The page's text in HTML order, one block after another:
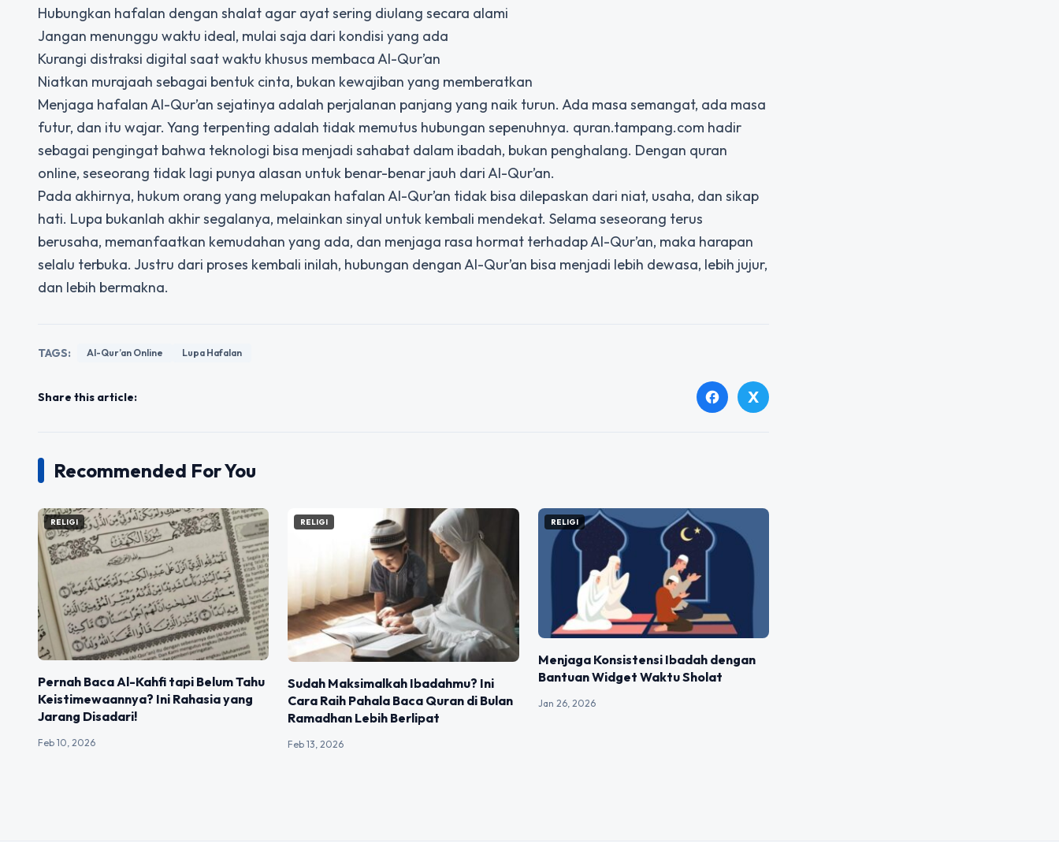
Hubungkan hafalan dengan shalat agar ayat sering diulang secara alami
Jangan menunggu waktu ideal, mulai saja dari kondisi yang ada
Kurangi distraksi digital saat waktu khusus membaca Al-Qur’an
Niatkan murajaah sebagai bentuk cinta, bukan kewajiban yang memberatkan
Menjaga hafalan Al-Qur’an sejatinya adalah perjalanan panjang yang naik turun. Ada masa semangat, ada masa
futur, dan itu wajar. Yang terpenting adalah tidak memutus hubungan sepenuhnya. quran.tampang.com hadir
sebagai pengingat bahwa teknologi bisa menjadi sahabat dalam ibadah, bukan penghalang. Dengan quran
online, seseorang tidak lagi punya alasan untuk benar-benar jauh dari Al-Qur’an.
Pada akhirnya, hukum orang yang melupakan hafalan Al-Qur’an tidak bisa dilepaskan dari niat, usaha, dan sikap
hati. Lupa bukanlah akhir segalanya, melainkan sinyal untuk kembali mendekat. Selama seseorang terus
berusaha, memanfaatkan kemudahan yang ada, dan menjaga rasa hormat terhadap Al-Qur’an, maka harapan
selalu terbuka. Justru dari proses kembali inilah, hubungan dengan Al-Qur’an bisa menjadi lebih dewasa, lebih jujur,
dan lebih bermakna.
TAGS: Al-Qur’an Online Lupa Hafalan
Share this article: facebook X
Recommended For You
RELIGI
Pernah Baca Al-Kahfi tapi Belum Tahu
Keistimewaannya? Ini Rahasia yang
Jarang Disadari!
Feb 10, 2026
RELIGI
Sudah Maksimalkah Ibadahmu? Ini
Cara Raih Pahala Baca Quran di Bulan
Ramadhan Lebih Berlipat
Feb 13, 2026
RELIGI
Menjaga Konsistensi Ibadah dengan
Bantuan Widget Waktu Sholat
Jan 26, 2026